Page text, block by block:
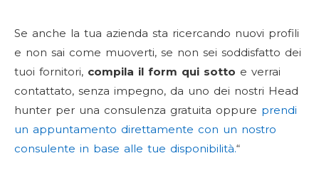
Se anche la tua azienda sta ricercando nuovi profili
e non sai come muoverti, se non sei soddisfatto dei
tuoi fornitori, compila il form qui sotto e verrai
contattato, senza impegno, da uno dei nostri Head
hunter per una consulenza gratuita oppure prendi
un appuntamento direttamente con un nostro
consulente in base alle tue disponibilità.“